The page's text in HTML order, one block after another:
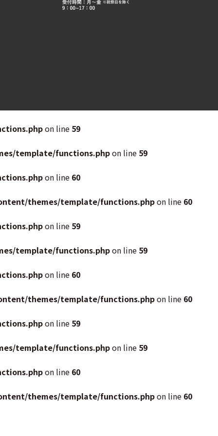
on line 59
template/functions.phpon line 59
on line 60
themes/template/functions.phpon line 60
on line 59
template/functions.phpon line 59
on line 60
themes/template/functions.phpon line 60
on line 59
template/functions.phpon line 59
on line 60
themes/template/functions.phpon line 60